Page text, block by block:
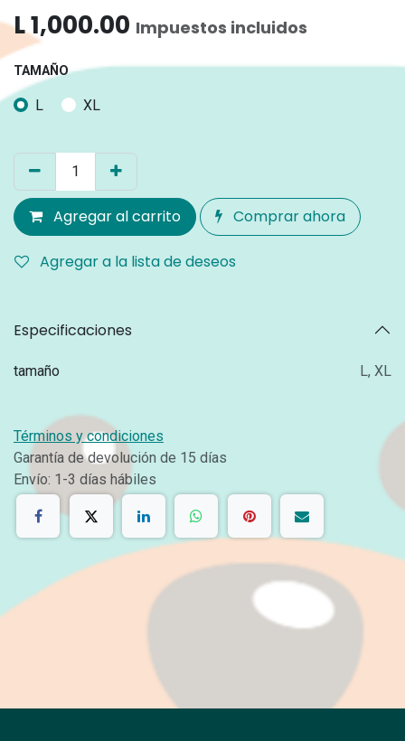
L1,000.00 Impuestos incluidos
TAMAÑO
L XL
Agregar al carrito Comprar ahora
Agregar a la lista de deseos
Especificaciones
tamaño L, XL
Términos y condiciones
Garantía de devolución de 15 días
Envío: 1-3 días hábiles